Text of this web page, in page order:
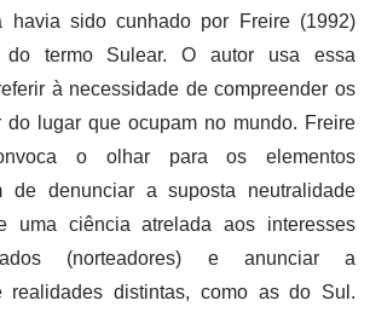
havia sido cunhado por Freire (1992)
termo Sulear. O autor usa essa
à necessidade de compreender os
do lugar que ocupam no mundo. Freire
o olhar para os elementos
de denunciar a suposta neutralidade
uma ciência atrelada aos interesses
(norteadores) e anunciar a
realidades distintas, como as do Sul.